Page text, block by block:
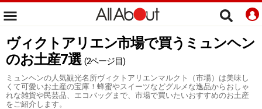
ヴィクトアリエン市場で買うミュンヘン
のお土産7選 (2ページ目)
ミュンヘンの人気観光名所ヴィクトアリエンマルクト（市場）は美味し
くて可愛いお土産の宝庫！蜂蜜やスイーツなどグルメな逸品からおしゃ
れな雑貨や民芸品、エコバッグまで、市場で買いたいおすすめのお土産
をご紹介します。